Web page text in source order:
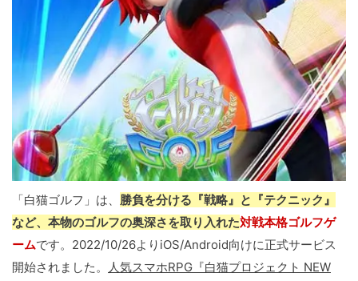
「白猫ゴルフ」は、 勝負を分ける『戦略』と『テクニック』
など、本物のゴルフの奥深さを取り入れた対戦本格ゴルフゲ
ームです。2022/10/26よりiOS/Android向けに正式サービス
開始されました。
人気スマホRPG『白猫プロジェクト NEW